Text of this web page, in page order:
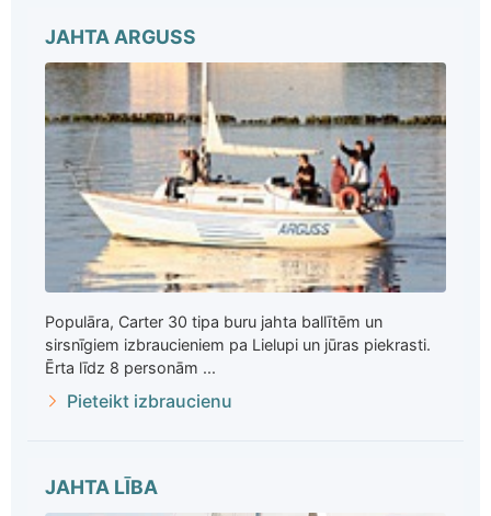
JAHTA ARGUSS
Populāra, Carter 30 tipa buru jahta ballītēm un
sirsnīgiem izbraucieniem pa Lielupi un jūras piekrasti.
Ērta līdz 8 personām ...
Pieteikt izbraucienu
JAHTA LĪBA